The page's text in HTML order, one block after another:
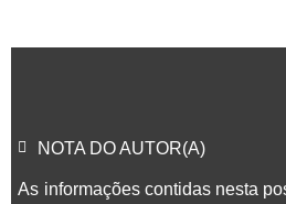
NOTA DO AUTOR(A)
As informações contidas nesta